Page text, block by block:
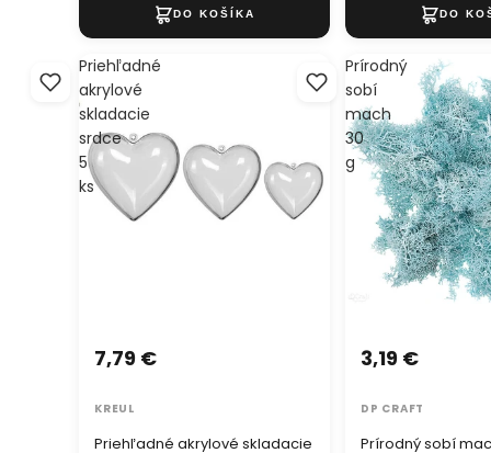
Priehľadné
akrylové
skladacie
srdce
5
ks
Priehľadné akrylové skladacie
7,79 €
KREUL
Prírodný
sobí
mach
30
g
Prírodný sobí
3,19 €
DP CRAFT